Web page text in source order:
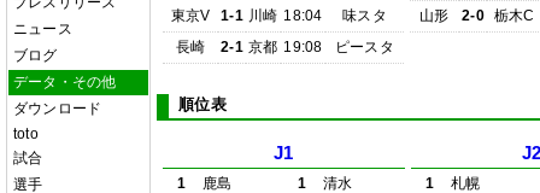
ニュース
ブログ
データ・その他
ダウンロード
toto
試合
選手
東京V
1-1 川崎 18:04
味スタ
長崎
2-1 京都 19:08 ピースタ
山形
2-0 栃木C
順位表
J1
1 鹿島 1
清水
1
札幌